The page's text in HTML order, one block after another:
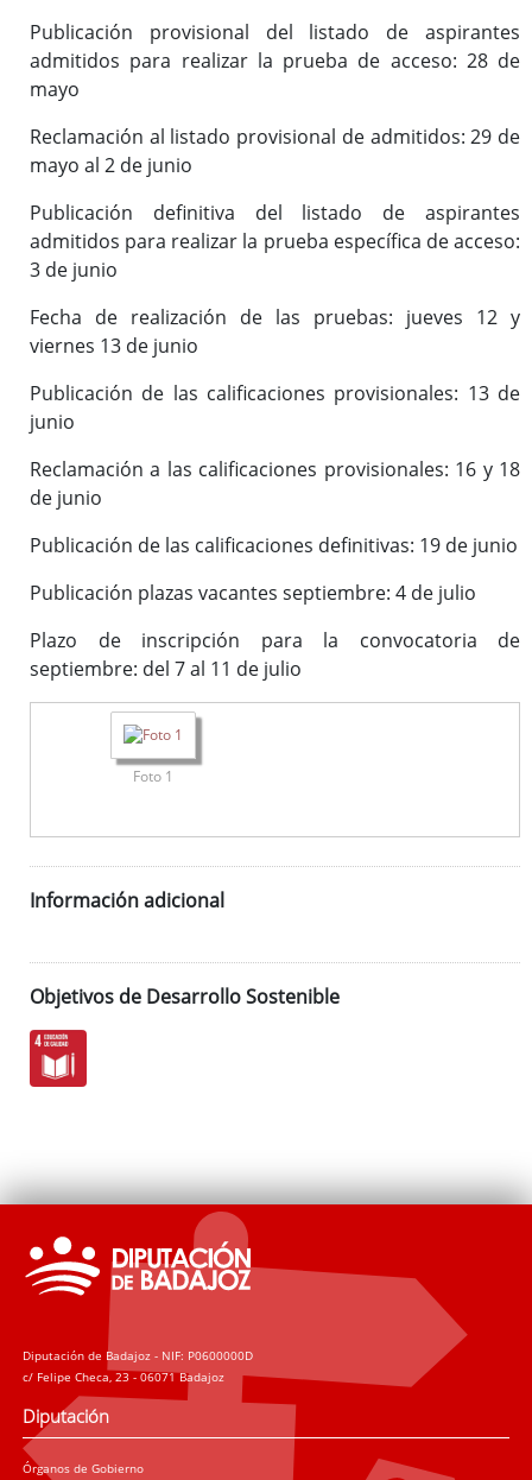
Publicación provisional del listado de aspirantes
admitidos para realizar la prueba de acceso: 28 de
mayo
Reclamación al listado provisional de admitidos: 29 de
mayo al 2 de junio
Publicación definitiva del listado de aspirantes
admitidos para realizar la prueba específica de acceso:
3 de junio
Fecha de realización de las pruebas: jueves 12 y
viernes 13 de junio
Publicación de las calificaciones provisionales: 13 de
junio
Reclamación a las calificaciones provisionales: 16 y 18
de junio
Publicación de las calificaciones definitivas: 19 de junio
Publicación plazas vacantes septiembre: 4 de julio
Plazo de inscripción para la convocatoria de
septiembre: del 7 al 11 de julio
Foto 1
Información adicional
Objetivos de Desarrollo Sostenible
Diputación de Badajoz - NIF: P0600000D
c/ Felipe Checa, 23 - 06071 Badajoz
Diputación
Órganos de Gobierno